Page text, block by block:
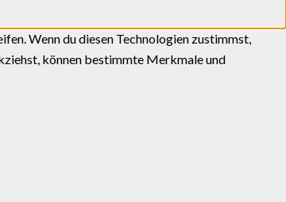
Wenn du diesen Technologien zustimmst,
können bestimmte Merkmale und